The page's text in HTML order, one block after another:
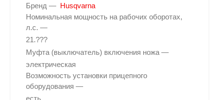
Бренд
Husqvarna
Номинальная мощность на рабочих оборотах,
л.с.
21.???
Муфта (выключатель) включения ножа
электрическая
Возможность установки прицепного
оборудования
есть